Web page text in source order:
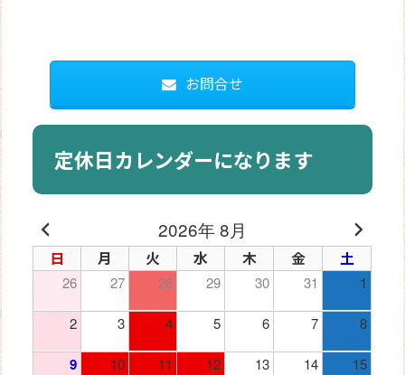
お問合せ
定休日カレンダーになります
2026年 8月
日 月 火 水 木 金 土
26 27 28 29 30 31 1
2 3 4 5 6 7 8
9 10 11 12 13 14 15